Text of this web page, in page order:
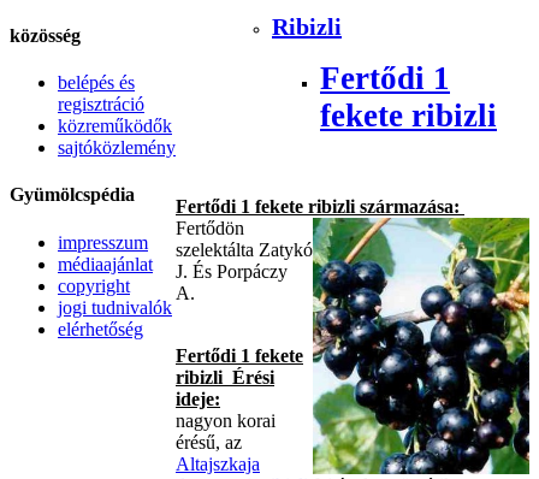
közösség
belépés és
regisztráció
közreműködők
sajtóközlemény
Gyümölcspédia
impresszum
médiaajánlat
copyright
jogi tudnivalók
elérhetőség
Ribizli
Fertődi 1
fekete ribizli
Fertődi 1 fekete ribizli származása:
Fertődön
szelektálta Zatykó
J. És Porpáczy
A.
Fertődi 1 fekete
ribizli Érési
ideje:
nagyon korai
érésű, az
Altajszkaja